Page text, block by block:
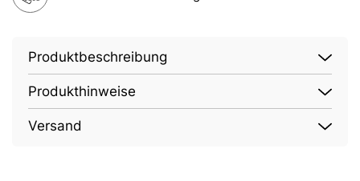
Produktbeschreibung
Produkthinweise
Versand